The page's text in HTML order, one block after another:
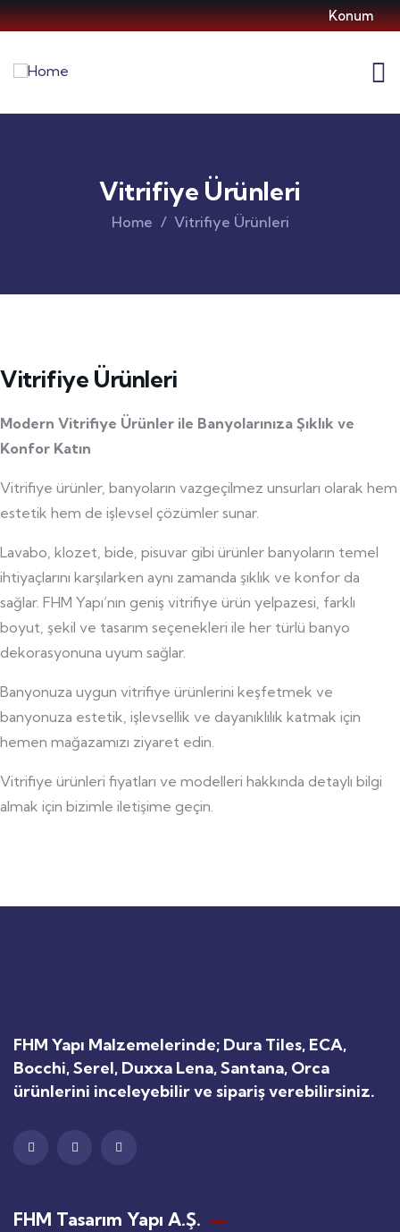
Konum
Vitrifiye Ürünleri
Home Vitrifiye Ürünleri
Vitrifiye Ürünleri
Modern Vitrifiye Ürünler ile Banyolarınıza Şıklık ve
Konfor Katın
Vitrifiye ürünler, banyoların vazgeçilmez unsurları olarak hem
estetik hem de işlevsel çözümler sunar.
Lavabo, klozet, bide, pisuvar gibi ürünler banyoların temel
ihtiyaçlarını karşılarken aynı zamanda şıklık ve konfor da
sağlar. FHM Yapı’nın geniş vitrifiye ürün yelpazesi, farklı
boyut, şekil ve tasarım seçenekleri ile her türlü banyo
dekorasyonuna uyum sağlar.
Banyonuza uygun vitrifiye ürünlerini keşfetmek ve
banyonuza estetik, işlevsellik ve dayanıklılık katmak için
hemen mağazamızı ziyaret edin.
Vitrifiye ürünleri fiyatları ve modelleri hakkında detaylı bilgi
almak için bizimle iletişime geçin.
FHM Yapı Malzemelerinde; Dura Tiles, ECA,
Bocchi, Serel, Duxxa Lena, Santana, Orca
ürünlerini inceleyebilir ve sipariş verebilirsiniz.
FHM Tasarım Yapı A.Ş.